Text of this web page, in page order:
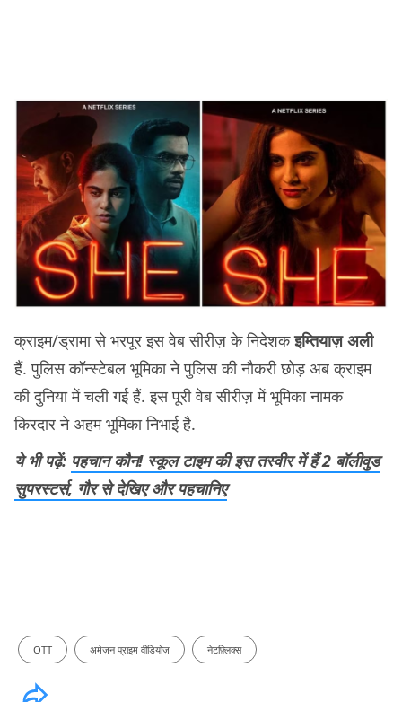
क्राइम/ड्रामा से भरपूर इस वेब सीरीज़ के निदेशकइम्तियाज़ अली
हैं. पुलिस कॉन्स्टेबल भूमिका ने पुलिस की नौकरी छोड़ अब क्राइम
की दुनिया में चली गई हैं. इस पूरी वेब सीरीज़ में भूमिका नामक
किरदार ने अहम भूमिका निभाई है.
ये भी पढ़ें: पहचान कौन! स्कूल टाइम की इस तस्वीर में हैं 2 बॉलीवुड
सुपरस्टर्स, गौर से देखिए और पहचानिए
OTT अमेज़न प्राइम वीडियोज़ नेटफ़्लिक्स